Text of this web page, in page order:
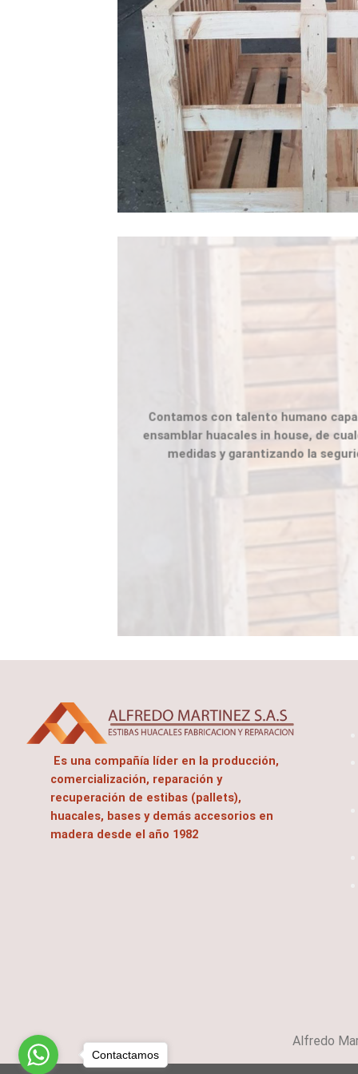
Contamos con talento humano
ensamblar huacales in house, de
medidas y garantizando la
Alfredo
Es una compañía líder en la producción,
comercialización, reparación y
recuperación de estibas (pallets),
huacales, bases y demás accesorios en
madera desde el año 1982
Contactamos